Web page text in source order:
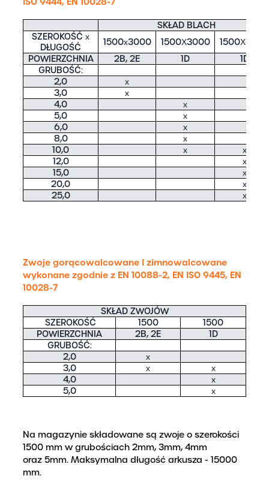
SKŁAD BLACH
SZEROKOŚĆ x
DŁUGOŚĆ
1500x3000 1500X3000
1500X6000
POWIERZCHNIA
2B, 2E 1D
1D
GRUBOŚĆ:
2,0
x
3,0
x
4,0
x
5,0
x
6,0
x
8,0
x
10,0
x
x
12,0
x
15,0
x
20,0
x
25,0
x
Zwoje gorącowalcowane I zimnowalcowane
wykonane zgodnie z EN 10088-2, EN ISO 9445, EN
10028-7
SKŁAD ZWOJÓW
SZEROKOŚĆ
1500
1500
POWIERZCHNIA
2B, 2E
1D
GRUBOŚĆ:
2,0
x
3,0
x
x
4,0
x
5,0
x
Na magazynie składowane są zwoje o szerokości
1500 mm w grubościach 2mm, 3mm, 4mm
oraz 5mm. Maksymalna długość arkusza - 15000
mm.